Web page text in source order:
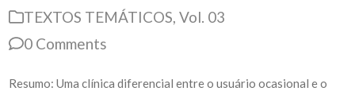
TEXTOS TEMÁTICOS,Vol. 03
0 Comments
Resumo: Uma clínica diferencial entre o usuário ocasional e o